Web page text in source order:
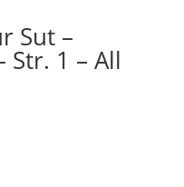
Sut –
Str. 1 – All